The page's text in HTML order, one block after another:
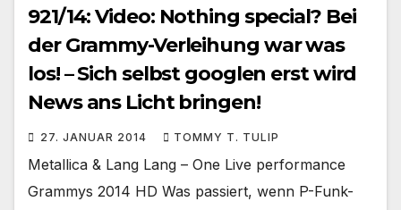
921/14: Video: Nothing special? Bei
der Grammy-Verleihung war was
los! – Sich selbst googlen erst wird
News ans Licht bringen!
27. JANUAR 2014 TOMMY T. TULIP
Metallica & Lang Lang – One Live performance
Grammys 2014 HD Was passiert, wenn P-Funk-